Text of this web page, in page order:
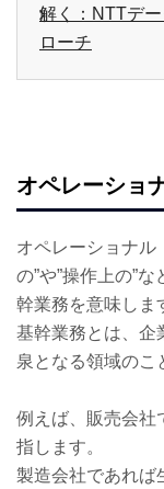
解く：NTTデ
ローチ
オペレーショ
オペレーショナル
の”や”操作上の”
幹業務を意味しま
基幹業務とは、企
泉となる領域のこ
例えば、販売会社
指します。
製造会社であれば